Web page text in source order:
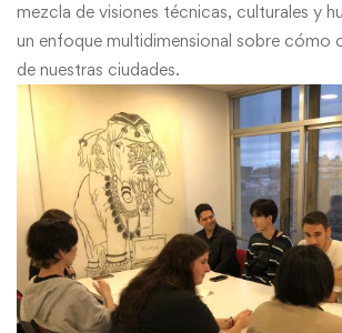
mezcla de visiones técnicas, culturales y
un enfoque multidimensional sobre cómo
de nuestras ciudades.